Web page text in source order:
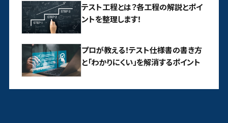
テスト工程とは？各工程の解説とポイ
ントを整理します！
プロが教える！テスト仕様書の書き方
と「わかりにくい」を解消するポイント